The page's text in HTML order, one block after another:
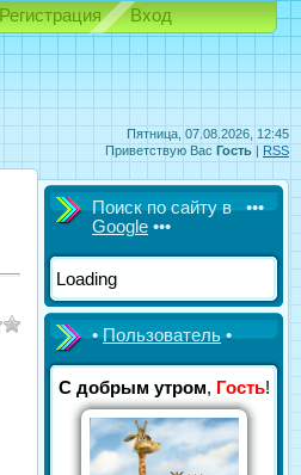
Пятница, 07.08.2026, 12:45
Приветствую Вас Гость | RSS
Регистрация Вход
Поиск по сайту в •••
Google •••
Loading
•Пользователь•
С добрым утром, Гость!